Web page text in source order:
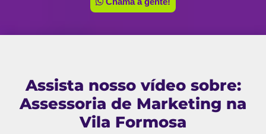
Assista nosso vídeo sobre:
Assessoria de Marketing na
Vila Formosa